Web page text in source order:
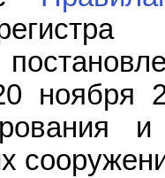
ноября
и